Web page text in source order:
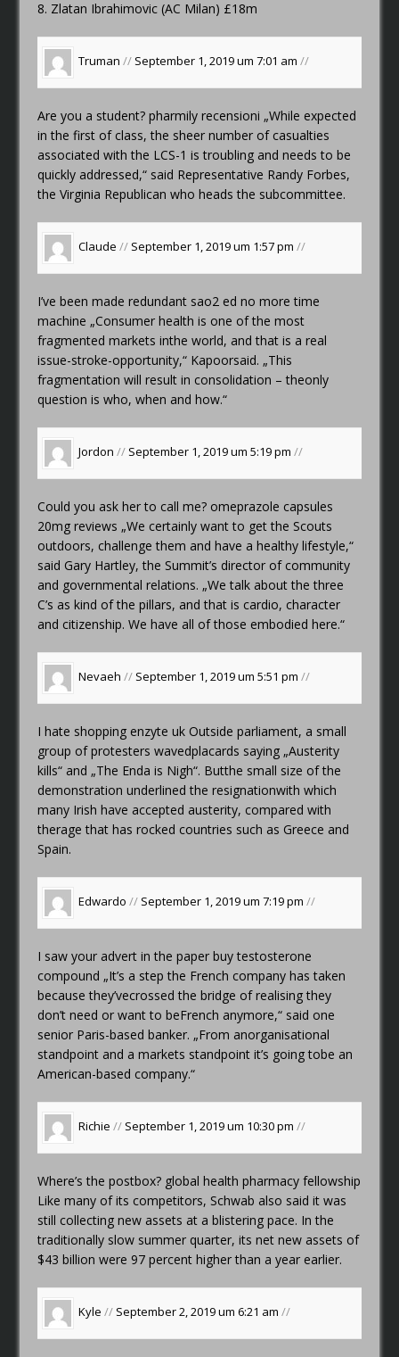
8. Zlatan Ibrahimovic (AC Milan) £18m
Truman // September 1, 2019 um 7:01 am//
Are you a student?pharmily recensioni „While expected
in the first of class, the sheer number of casualties
associated with the LCS-1 is troubling and needs to be
quickly addressed,“ said Representative Randy Forbes,
the Virginia Republican who heads the subcommittee.
Claude // September 1, 2019 um 1:57 pm//
I’ve been made redundant sao2 ed no more time
machine „Consumer health is one of the most
fragmented markets inthe world, and that is a real
issue-stroke-opportunity,“ Kapoorsaid. „This
fragmentation will result in consolidation – theonly
question is who, when and how.“
Jordon // September 1, 2019 um 5:19 pm//
Could you ask her to call me?omeprazole capsules
20mg reviews „We certainly want to get the Scouts
outdoors, challenge them and have a healthy lifestyle,“
said Gary Hartley, the Summit’s director of community
and governmental relations. „We talk about the three
C’s as kind of the pillars, and that is cardio, character
and citizenship. We have all of those embodied here.“
Nevaeh // September 1, 2019 um 5:51 pm//
I hate shoppingenzyte uk Outside parliament, a small
group of protesters wavedplacards saying „Austerity
kills“ and „The Enda is Nigh“. Butthe small size of the
demonstration underlined the resignationwith which
many Irish have accepted austerity, compared with
therage that has rocked countries such as Greece and
Spain.
Edwardo // September 1, 2019 um 7:19 pm//
I saw your advert in the paperbuy testosterone
compound „It’s a step the French company has taken
because they’vecrossed the bridge of realising they
don’t need or want to beFrench anymore,“ said one
senior Paris-based banker. „From anorganisational
standpoint and a markets standpoint it’s going tobe an
American-based company.“
Richie // September 1, 2019 um 10:30 pm//
Where’s the postbox? global health pharmacy fellowship
Like many of its competitors, Schwab also said it was
still collecting new assets at a blistering pace. In the
traditionally slow summer quarter, its net new assets of
$43 billion were 97 percent higher than a year earlier.
Kyle // September 2, 2019 um 6:21 am//